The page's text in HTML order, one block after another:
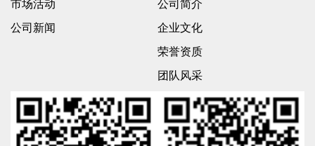
市场活动
公司新闻
公司简介
企业文化
荣誉资质
团队风采